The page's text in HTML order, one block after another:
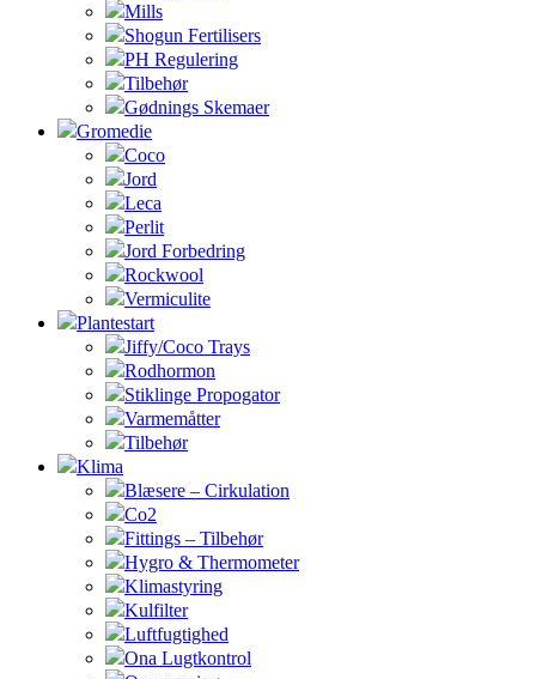
Mills
Shogun Fertilisers
PH Regulering
Tilbehør
Gødnings Skemaer
Gromedie
Coco
Jord
Leca
Perlit
Jord Forbedring
Rockwool
Vermiculite
Plantestart
Jiffy/Coco Trays
Rodhormon
Stiklinge Propogator
Varmemåtter
Tilbehør
Klima
Blæsere – Cirkulation
Co2
Fittings – Tilbehør
Hygro & Thermometer
Klimastyring
Kulfilter
Luftfugtighed
Ona Lugtkontrol